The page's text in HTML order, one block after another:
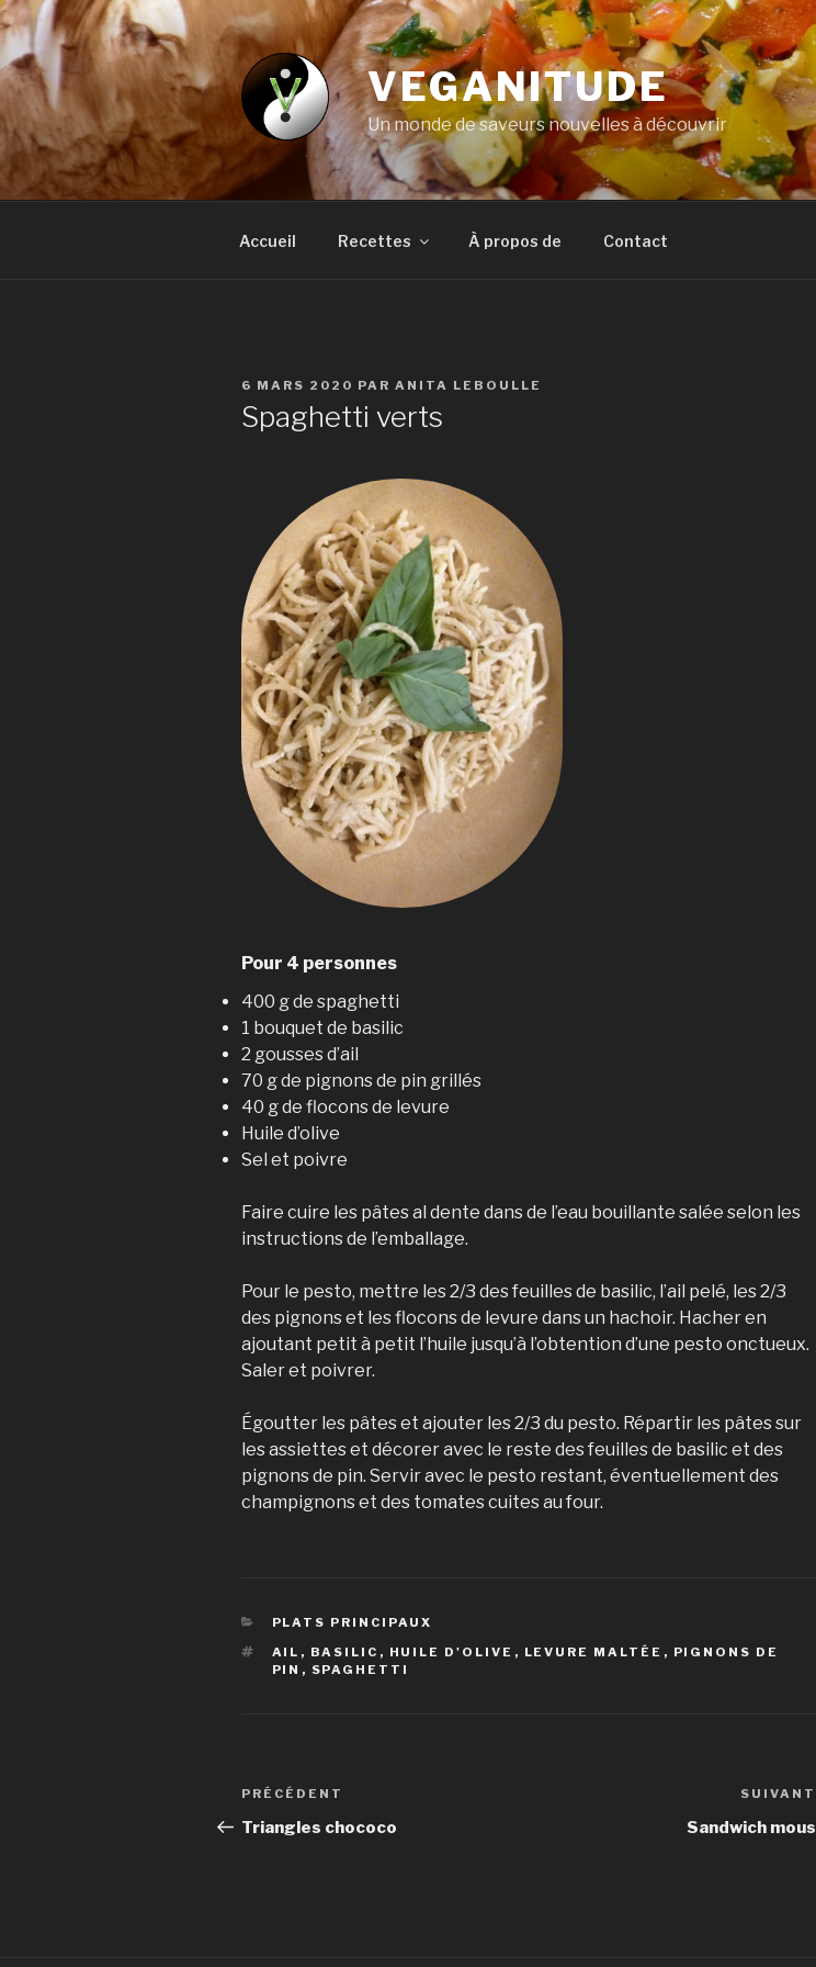
Aller
au
contenu
principal
VEGANITUDE
Un monde de saveurs nouvelles à découvrir
Accueil Recettes À propos de Contact
PUBLIÉ
6 MARS 2020 PAR ANITA LEBOULLE
Spaghetti verts
Pour 4 personnes
400 g de spaghetti
1 bouquet de basilic
2 gousses d’ail
70 g de pignons de pin grillés
40 g de flocons de levure
Huile d’olive
Sel et poivre
Faire cuire les pâtes al dente dans de l’eau bouillante salée selon les
instructions de l’emballage.
Pour le pesto, mettre les 2/3 des feuilles de basilic, l’ail pelé, les 2/3
des pignons et les flocons de levure dans un hachoir. Hacher en
ajoutant petit à petit l’huile jusqu’à l’obtention d’une pesto onctueux.
Saler et poivrer.
Égoutter les pâtes et ajouter les 2/3 du pesto. Répartir les pâtes sur
les assiettes et décorer avec le reste des feuilles de basilic et des
pignons de pin. Servir avec le pesto restant, éventuellement des
champignons et des tomates cuites au four.
CATÉGORIES
PLATS PRINCIPAUX
ÉTIQUETTES
AIL , BASILIC , HUILE D'OLIVE , LEVURE MALTÉE , PIGNONS DE
PIN , SPAGHETTI
Navigation
de
Article
précédent
PRÉCÉDENT
Triangles chococo
SUIVANT
Sandwich mous